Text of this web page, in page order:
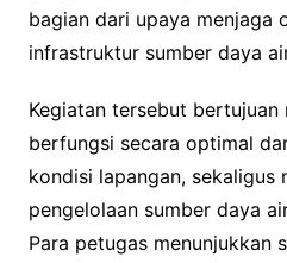
bagian dari upaya menjaga
infrastruktur sumber daya
Kegiatan tersebut
berfungsi secara optimal
kondisi lapangan, sekaligus
pengelolaan sumber daya
Para petugas menunjukkan